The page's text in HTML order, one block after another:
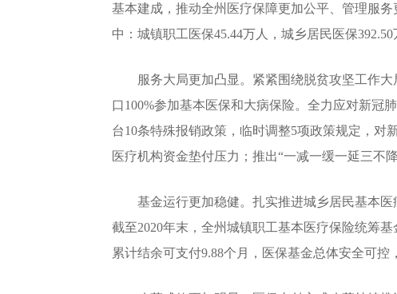
基本建成，推动全州医疗保障更加公平、管理服
中：城镇职工医保45.44万人，城乡居民医保392.50
服务大局更加凸显。紧紧围绕脱贫攻坚工作大
口100%参加基本医保和大病保险。全力应对新冠
台10条特殊报销政策，临时调整5项政策规定，对
医疗机构资金垫付压力；推出“一减一缓一延三不
基金运行更加稳健。扎实推进城乡居民基本医
截至2020年末，全州城镇职工基本医疗保险统筹
累计结余可支付9.88个月，医保基金总体安全可控